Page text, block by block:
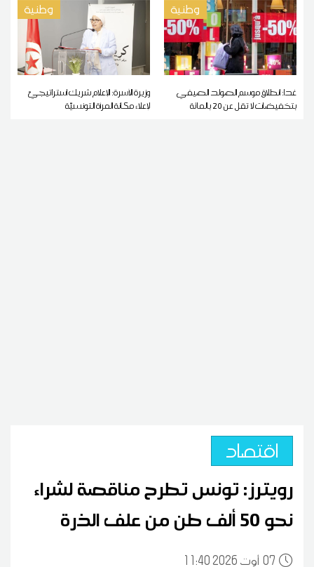
وطنية
غدا: انطلاق موسم الصولد الصيفي
بتخفيضات لا تقل عن 20 بالمائة
وطنية
وزيرة الأسرة: الإعلام شريك استراتيجيّ
لإعلاء مكانة المرأة التونسيّة
اقتصاد
رويترز: تونس تطرح مناقصة لشراء
نحو 50 ألف طن من علف الذرة
0711:40 2026 أوت